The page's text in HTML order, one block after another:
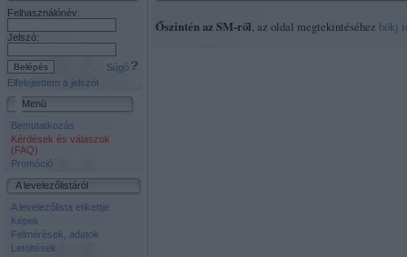
Felhasználónév:
Jelszó:
Súgó
Elfelejtettem a jelszót
Menü
Bemutatkozás
Kérdések és válaszok
(FAQ)
Promóció
A levelezőlistáról
A levelezőlista etikettje
Képek
Felmérések, adatok
Letöltések
Őszintén az SM-ről, az oldal megtekintéséhez bökj